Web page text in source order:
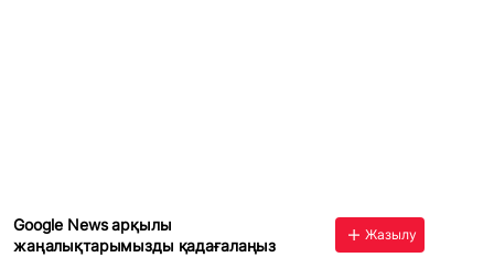
Google News арқылы
жаңалықтарымызды қадағалаңыз
Жазылу